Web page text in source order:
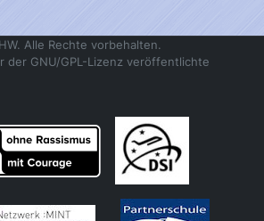
Alle Rechte vorbehalten.
der GNU/GPL-Lizenz veröffentlichte